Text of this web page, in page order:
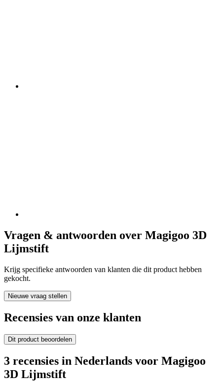
Vragen & antwoorden over Magigoo 3D
Lijmstift
Krijg specifieke antwoorden van klanten die dit product hebben
gekocht.
Nieuwe vraag stellen
Recensies van onze klanten
Dit product beoordelen
3 recensies in Nederlands voor Magigoo
3D Lijmstift